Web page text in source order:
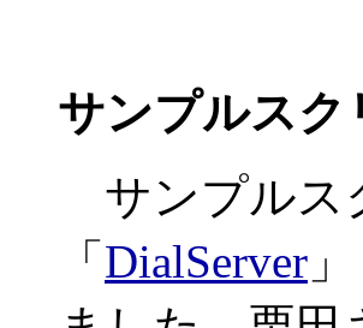
サンプルスク
サンプルス
「 DialServer